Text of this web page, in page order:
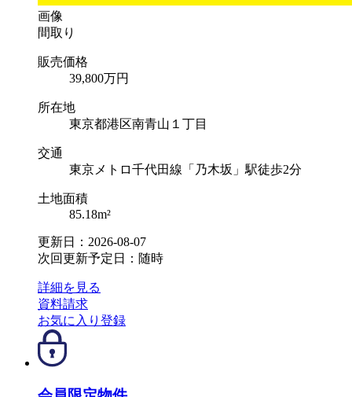
画像
間取り
販売価格
39,800万円
所在地
東京都港区南青山１丁目
交通
東京メトロ千代田線「乃木坂」駅徒歩2分
土地面積
85.18m²
更新日：2026-08-07
次回更新予定日：随時
詳細を見る
資料請求
お気に入り登録